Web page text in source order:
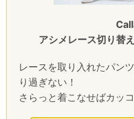
アシメレース切り替
レースを取り入れたパン
り過ぎない！
さらっと着こなせばカッ